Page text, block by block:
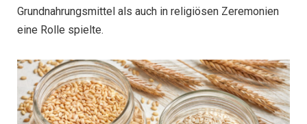
Grundnahrungsmittel als auch in religiösen Zeremonien
eine Rolle spielte.